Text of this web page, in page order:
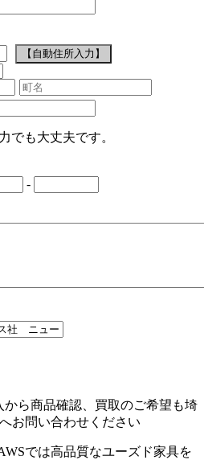
でも大丈夫です。
-
ら商品確認、買取のご希望も埼
お問い合わせください
では高品質なユーズド家具を